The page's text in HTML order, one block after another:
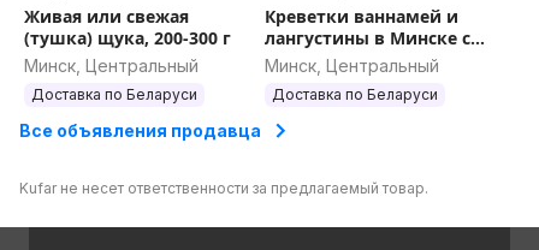
Живая или свежая
(тушка) щука, 200-300 г
Минск, Центральный
Доставка по Беларуси
Креветки ваннамей и
лангустины в Минске с
доставкой
Минск, Центральный
Доставка по Беларуси
Все объявления продавца
Kufar не несет ответственности за предлагаемый товар.